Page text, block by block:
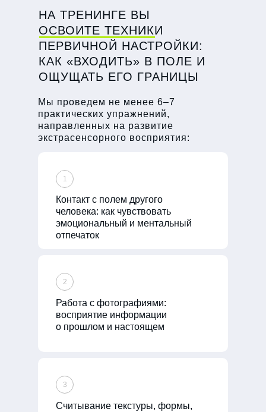
1
Контакт с полем другого
человека: как чувствовать
эмоциональный и ментальный
отпечаток
2
Работа с фотографиями:
восприятие информации
о прошлом и настоящем
3
Считывание текстуры, формы,
Мы проведем не менее 6–7
практических упражнений,
направленных на развитие
экстрасенсорного восприятия:
НА ТРЕНИНГЕ ВЫ
ОСВОИТЕ ТЕХНИКИ
ПЕРВИЧНОЙ НАСТРОЙКИ:
КАК «ВХОДИТЬ» В ПОЛЕ И
ОЩУЩАТЬ ЕГО ГРАНИЦЫ